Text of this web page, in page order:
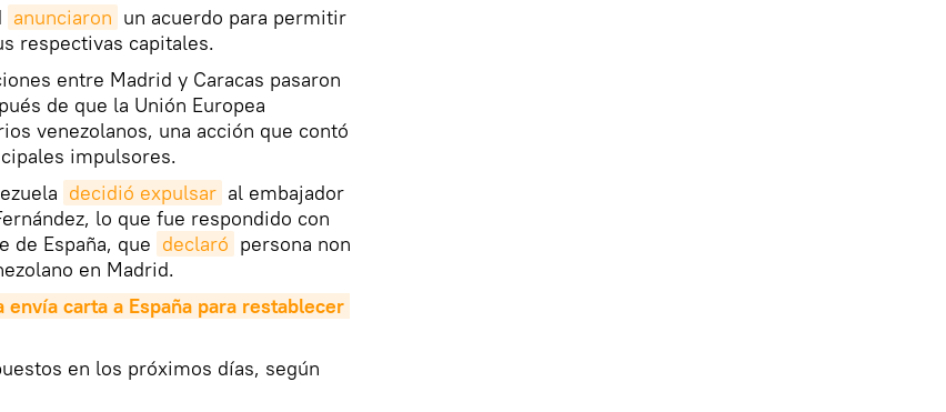
anunciaron un acuerdo para permitir
respectivas capitales.
entre Madrid y Caracas pasaron
de que la Unión Europea
venezolanos, una acción que contó
impulsores.
decidió expulsar al embajador
lo que fue respondido con
de España, que declaró persona non
en Madrid.
envía carta a España para restablecer
en los próximos días, según